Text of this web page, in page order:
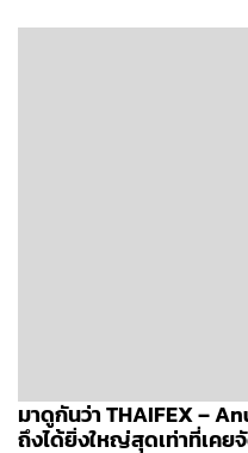
มาดูกันว่า THAIFEX –
ถึงได้ยิ่งใหญ่สุดเท่าที่เคย